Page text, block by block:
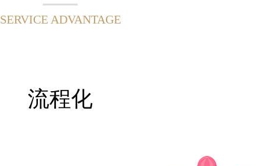
SERVICE ADVANTAGE
流程化